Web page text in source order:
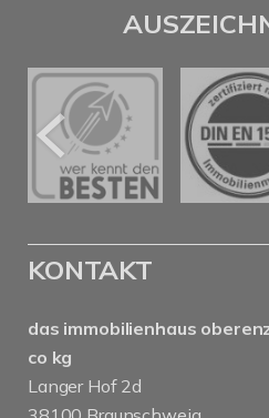
KONTAKT
das immobilienhaus
co kg
Langer Hof 2d